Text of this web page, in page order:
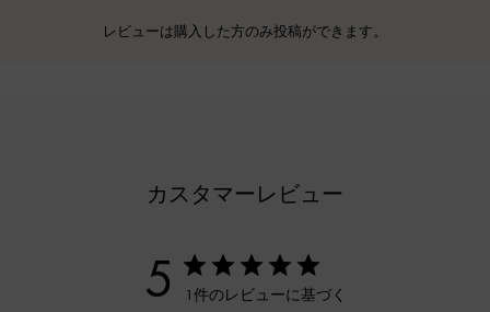
レビューは購入した方のみ投稿ができます。
カスタマーレビュー
5 1件のレビューに基づく